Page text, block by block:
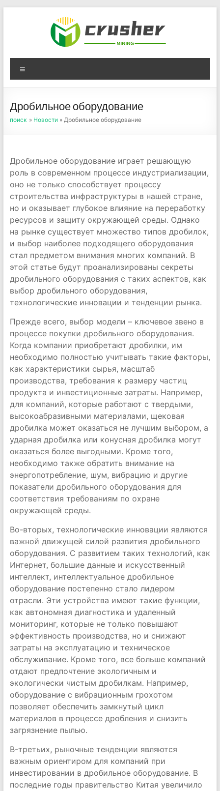
Оборудование для
дробления угля,
измельчения печного
порошка
Дробильное оборудование
поиск » Новости» Дробильное оборудование
Дробильное оборудование играет решающую
роль в современном процессе индустриализации,
оно не только способствует процессу
строительства инфраструктуры в нашей стране,
но и оказывает глубокое влияние на переработку
ресурсов и защиту окружающей среды. Однако
на рынке существует множество типов дробилок,
и выбор наиболее подходящего оборудования
стал предметом внимания многих компаний. В
этой статье будут проанализированы секреты
дробильного оборудования с таких аспектов, как
выбор дробильного оборудования,
технологические инновации и тенденции рынка.
Прежде всего, выбор модели – ключевое звено в
процессе покупки дробильного оборудования.
Когда компании приобретают дробилки, им
необходимо полностью учитывать такие факторы,
как характеристики сырья, масштаб
производства, требования к размеру частиц
продукта и инвестиционные затраты. Например,
для компаний, которые работают с твердыми,
высокоабразивными материалами, щековая
дробилка может оказаться не лучшим выбором, а
ударная дробилка или конусная дробилка могут
оказаться более выгодными. Кроме того,
необходимо также обратить внимание на
энергопотребление, шум, вибрацию и другие
показатели дробильного оборудования для
соответствия требованиям по охране
окружающей среды.
Во-вторых, технологические инновации являются
важной движущей силой развития дробильного
оборудования. С развитием таких технологий, как
Интернет, большие данные и искусственный
интеллект, интеллектуальное дробильное
оборудование постепенно стало лидером
отрасли. Эти устройства имеют такие функции,
как автономная диагностика и удаленный
мониторинг, которые не только повышают
эффективность производства, но и снижают
затраты на эксплуатацию и техническое
обслуживание. Кроме того, все больше компаний
отдают предпочтение экологичным и
экологически чистым дробилкам. Например,
оборудование с вибрационным грохотом
позволяет обеспечить замкнутый цикл
материалов в процессе дробления и снизить
загрязнение пылью.
В-третьих, рыночные тенденции являются
важным ориентиром для компаний при
инвестировании в дробильное оборудование. В
последние годы правительство Китая увеличило